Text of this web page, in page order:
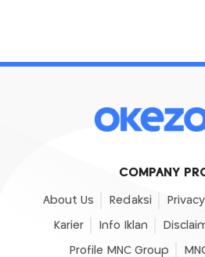
COMPANY
About Us Redaksi
Karier Info Iklan
Profile MNC Group